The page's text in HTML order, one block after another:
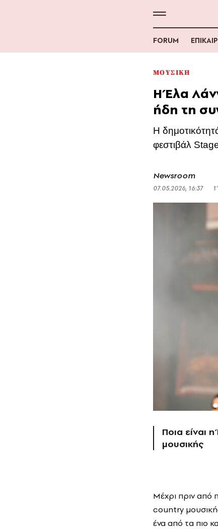
FORUM
ΜΟΥΣΙΚΗ
Η Έλα
ήδη τη
Η
φεστιβάλ
Newsroom
07.05.2026, 16:37
Ποια είναι
μουσικής
Μέχρι πριν από
country
ένα από τα πιο